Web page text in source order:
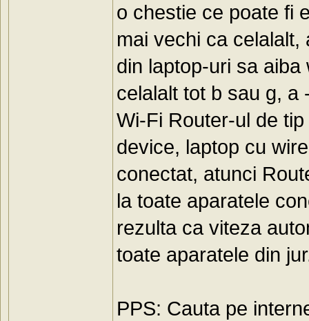
o chestie ce poate fi
mai vechi ca
din laptop-uri sa
celalalt tot b sau g, a
Wi-Fi Router-ul de tip
device, laptop cu
conectat, atunci
la toate aparatele
rezulta ca viteza
toate aparatele din
PPS: Cauta pe